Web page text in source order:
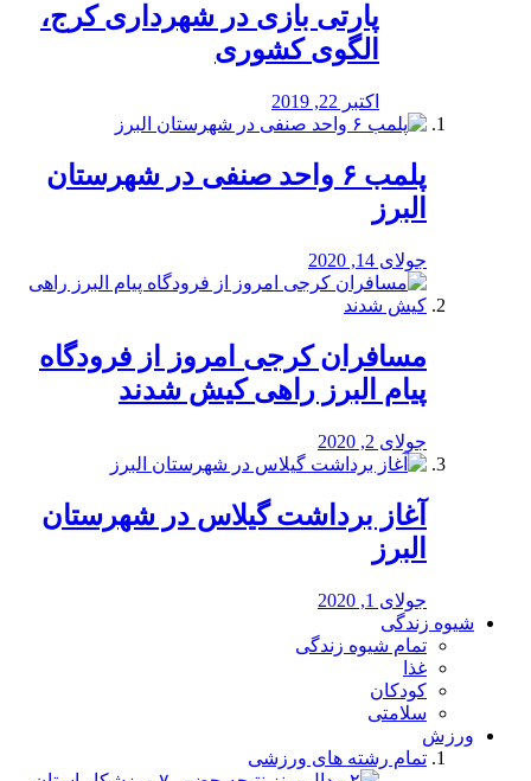
پارتی بازی در شهرداری کرج،
الگوی کشوری
اکتبر 22, 2019
پلمب ۶ واحد صنفی در شهرستان
البرز
جولای 14, 2020
مسافران کرجی امروز از فرودگاه
پیام البرز راهی کیش شدند
جولای 2, 2020
آغاز برداشت گیلاس در شهرستان
البرز
جولای 1, 2020
شیوه زندگی
تمام شیوه زندگی
غذا
کودکان
سلامتی
ورزش
تمام رشته های ورزشی